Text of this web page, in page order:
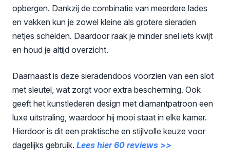
opbergen. Dankzij de combinatie van meerdere lades
en vakken kun je zowel kleine als grotere sieraden
netjes scheiden. Daardoor raak je minder snel iets kwijt
en houd je altijd overzicht.
Daarnaast is deze sieradendoos voorzien van een slot
met sleutel, wat zorgt voor extra bescherming. Ook
geeft het kunstlederen design met diamantpatroon een
luxe uitstraling, waardoor hij mooi staat in elke kamer.
Hierdoor is dit een praktische en stijlvolle keuze voor
dagelijks gebruik. Lees hier 60 reviews >>